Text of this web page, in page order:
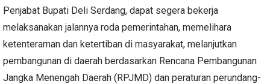
Penjabat Bupati Deli Serdang, dapat segera bekerja
melaksanakan jalannya roda pemerintahan, memelihara
ketenteraman dan ketertiban di masyarakat, melanjutkan
pembangunan di daerah berdasarkan Rencana Pembangunan
Jangka Menengah Daerah (RPJMD) dan peraturan perundang-